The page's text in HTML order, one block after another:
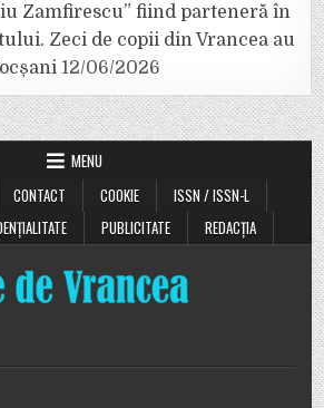
Zamfirescu” fiind parteneră în
Zeci de copii din Vrancea au
12/06/2026
MENU
CONTACT COOKIE
ISSN / ISSN-L
PUBLICITATE REDACȚIA